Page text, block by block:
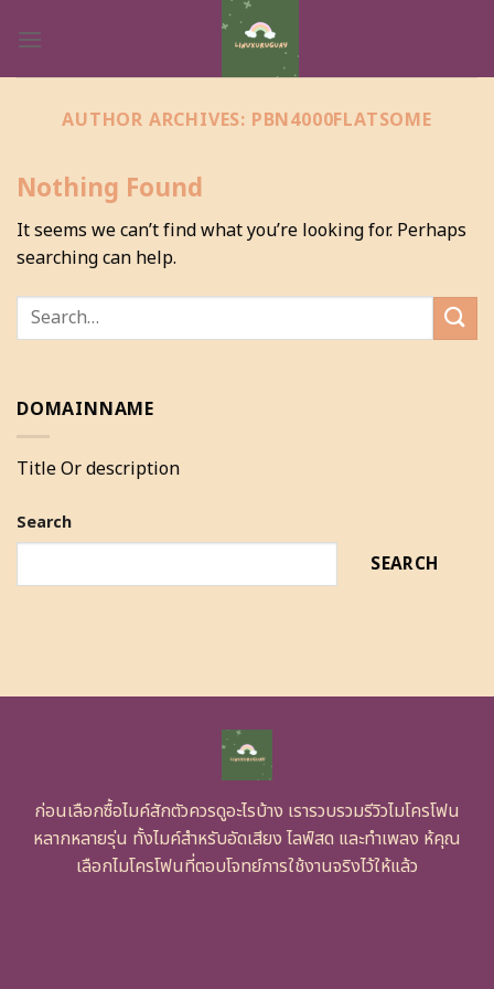
AUTHOR ARCHIVES: PBN4000FLATSOME
Nothing Found
It seems we can’t find what you’re looking for. Perhaps
searching can help.
DOMAINNAME
Title Or description
Search
SEARCH
ก่อนเลือกซื้อไมค์สักตัวควรดูอะไรบ้าง เรารวบรวมรีวิวไมโครโฟน
หลากหลายรุ่น ทั้งไมค์สำหรับอัดเสียง ไลฟ์สด และทำเพลง ห้คุณ
เลือกไมโครโฟนที่ตอบโจทย์การใช้งานจริงไว้ให้แล้ว